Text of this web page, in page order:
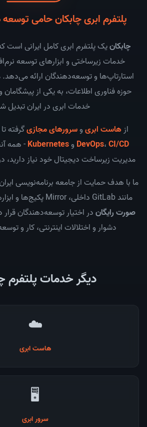
پلتفرم ابری چابکان حامی توسعه
چابکانیک پلتفرم ابری کامل ایرانی است
خدمات زیرساختی و ابزارهای توسعه
استارتاپ‌ها و توسعه‌دهندگان ارائه می‌دهد.
حوزه فناوری اطلاعات، به یکی از پیشگامان
خدمات ابری در ایران تبدیل
ازهاست ابریوسرورهای مجازیگرفته
DevOps،CI/CD وKubernetes- همه
مدیریت زیرساخت دیجیتال خود نیاز
ما با هدف حمایت از جامعه برنامه‌نویسی
مانند GitLab داخلی، Mirror پکیج‌ها و ابزارهای مانیتورینگ را
صورت رایگاندر اختیار توسعه‌دهندگان قرار
دشوار و اختلالات اینترنتی، کار و
دیگر خدمات پلتفرم
☁️
هاست ابری
🖥️
سرور ابری